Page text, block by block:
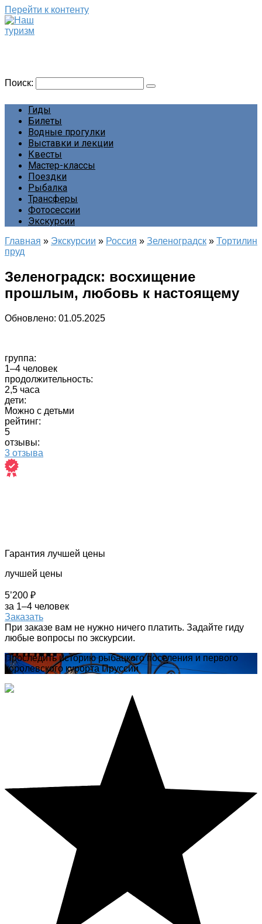
Перейти к контенту
Поиск:
Гиды
Билеты
Водные прогулки
Выставки и лекции
Квесты
Мастер-классы
Поездки
Рыбалка
Трансферы
Фотосессии
Экскурсии
Главная » Экскурсии » Россия » Зеленоградск » Тортилин
пруд
Зеленоградск: восхищение
прошлым, любовь к настоящему
Обновлено: 01.05.2025
группа:
1–4 человек
продолжительность:
2,5 часа
дети:
Можно с детьми
рейтинг:
5
отзывы:
3 отзыва
Гарантия лучшей цены
лучшей цены
5’200 ₽
за 1–4 человек
Заказать
При заказе вам не нужно ничего платить. Задайте гиду
любые вопросы по экскурсии.
Проследить историю рыбацкого поселения и первого
королевского курорта Пруссии